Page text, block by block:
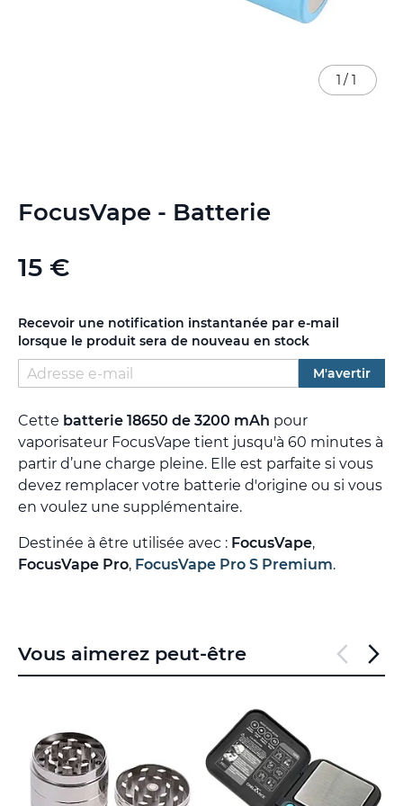
FocusVape - Batterie
15 €
Recevoir une notification instantanée par e-mail
lorsque le produit sera de nouveau en stock
M'avertir
Cette batterie 18650 de 3200 mAh pour
vaporisateur FocusVape tient jusqu'à 60 minutes à
partir d’une charge pleine. Elle est parfaite si vous
devez remplacer votre batterie d'origine ou si vous
en voulez une supplémentaire.
Destinée à être utilisée avec : FocusVape,
FocusVape Pro, FocusVape Pro S Premium.
1 / 1
to
of
gallery
Vous aimerez peut-être